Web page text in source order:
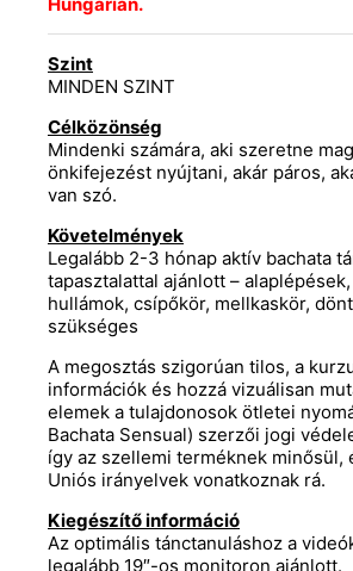
Hungarian.
Szint
MINDEN SZINT
Célközönség
Mindenki számára, aki szeretne
önkifejezést nyújtani, akár páros,
van szó.
Követelmények
Legalább 2-3 hónap aktív bachata
tapasztalattal ajánlott –
hullámok, csípőkör, mellkaskör,
szükséges
A megosztás szigorúan tilos, a
információk és hozzá vizuálisan
elemek a tulajdonosok ötletei
Bachata Sensual) szerzői jogi
így az szellemi terméknek minősül,
Uniós irányelvek vonatkoznak rá.
Kiegészítő információ
Az optimális tánctanuláshoz a
legalább 19″-os monitoron ajánlott.